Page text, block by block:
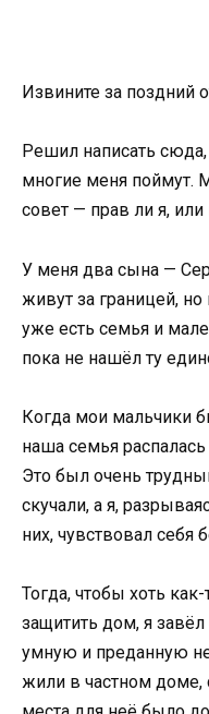
Извините за поздний
Решил написать
многие меня поймут.
совет — прав ли я,
У меня два сына —
живут за границей,
уже есть семья и
пока не нашёл ту
Когда мои мальчики
наша семья
Это был очень
скучали, а я,
них, чувствовал себя
Тогда, чтобы хоть как-
защитить дом, я
умную и преданную
жили в частном доме,